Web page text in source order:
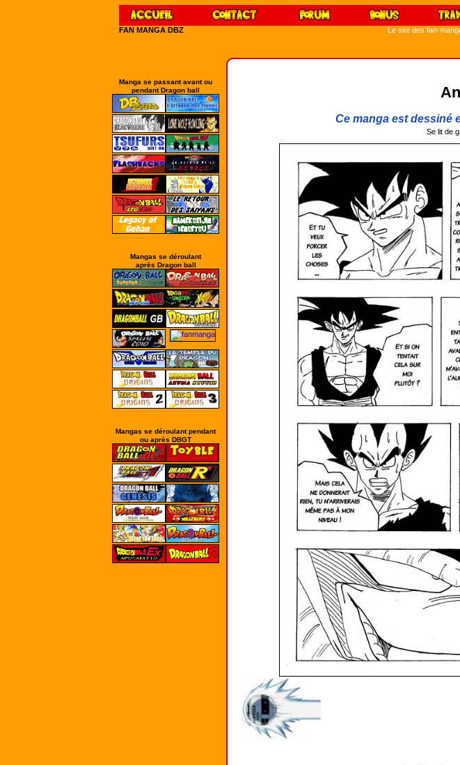
FAN MANGA DBZ Le site des fan-
Manga se passant avant ou
pendant Dragon ball
Mangas se déroulant
après Dragon ball
Mangas se déroulant pendant
ou après DBGT
Ce manga est dessiné
Se lit de